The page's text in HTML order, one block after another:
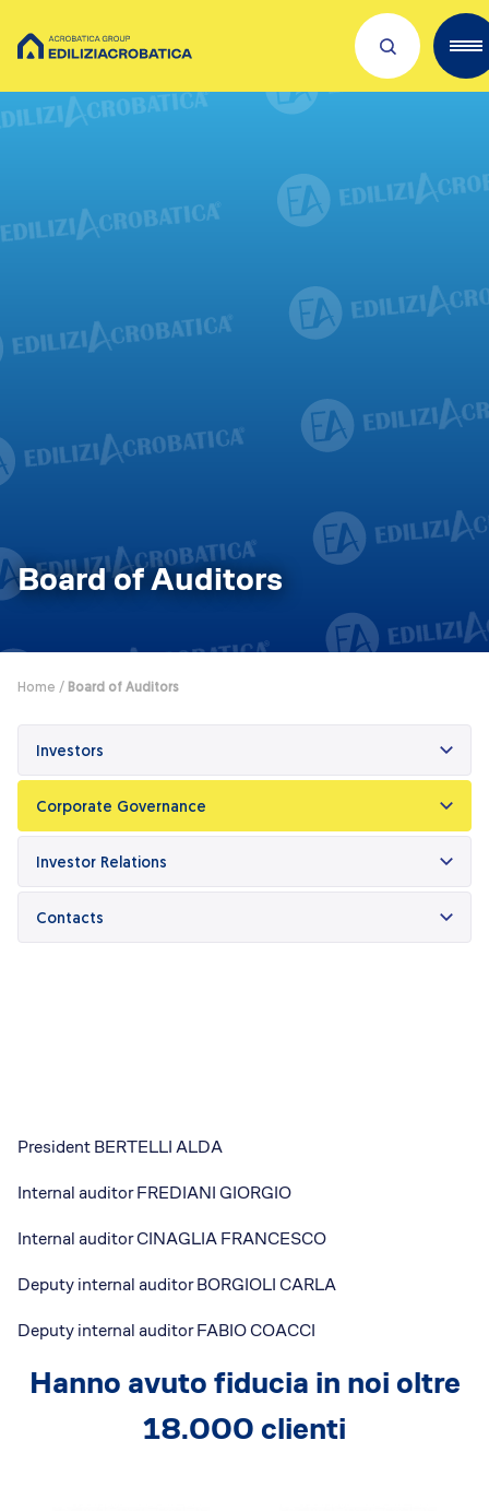
Scopri Acrobatica
Lavora con noi
Academies
Il nostro franchising
Qualità e sicurezza
News
Board of Auditors
Home / Board of Auditors
Investors
Corporate Governance
Investor Relations
Contacts
President BERTELLI ALDA
Internal auditor FREDIANI GIORGIO
Internal auditor CINAGLIA FRANCESCO
Deputy internal auditor BORGIOLI CARLA
Deputy internal auditor FABIO COACCI
Hanno avuto fiducia in noi oltre
18.000 clienti